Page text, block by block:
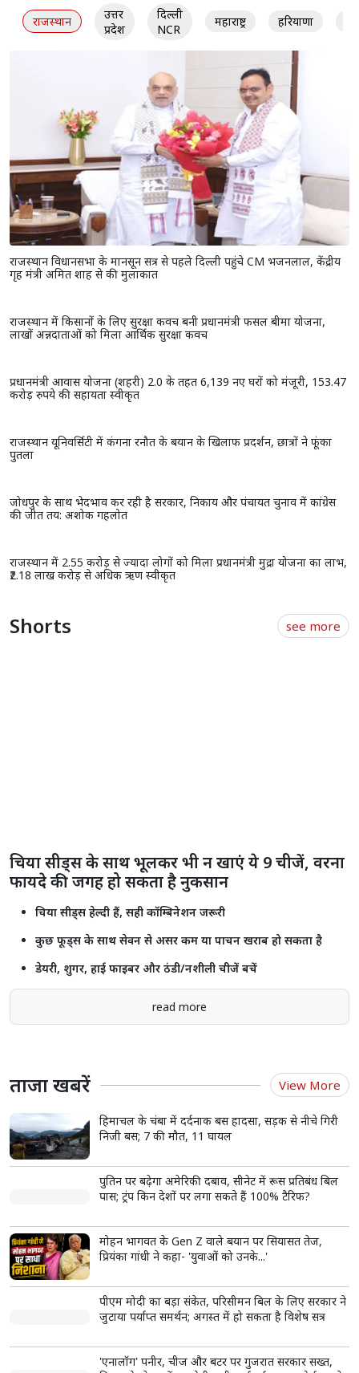
राजस्थान
उत्तर
प्रदेश
दिल्ली
NCR
महाराष्ट्र हरियाणा
राजस्थान विधानसभा के मानसून सत्र से पहले दिल्ली पहुंचे CM भजनलाल, केंद्रीय
गृह मंत्री अमित शाह से की मुलाकात
राजस्थान में किसानों के लिए सुरक्षा कवच बनी प्रधानमंत्री फसल बीमा योजना,
लाखों अन्नदाताओं को मिला आर्थिक सुरक्षा कवच
प्रधानमंत्री आवास योजना (शहरी) 2.0 के तहत 6,139 नए घरों को मंजूरी, 153.47
करोड़ रुपये की सहायता स्वीकृत
राजस्थान यूनिवर्सिटी में कंगना रनौत के बयान के खिलाफ प्रदर्शन, छात्रों ने फूंका
पुतला
जोधपुर के साथ भेदभाव कर रही है सरकार, निकाय और पंचायत चुनाव में कांग्रेस
की जीत तय: अशोक गहलोत
राजस्थान में 2.55 करोड़ से ज्यादा लोगों को मिला प्रधानमंत्री मुद्रा योजना का लाभ,
₹2.18 लाख करोड़ से अधिक ऋण स्वीकृत
Shorts see more
चिया सीड्स के साथ भूलकर भी न खाएं ये 9 चीजें, वरना
फायदे की जगह हो सकता है नुकसान
चिया सीड्स हेल्दी हैं, सही कॉम्बिनेशन जरूरी
कुछ फूड्स के साथ सेवन से असर कम या पाचन खराब हो सकता है
डेयरी, शुगर, हाई फाइबर और ठंडी/नशीली चीजें बचें
read more
ताजा खबरें View More
हिमाचल के चंबा में दर्दनाक बस हादसा, सड़क से नीचे गिरी
निजी बस; 7 की मौत, 11 घायल
पुतिन पर बढ़ेगा अमेरिकी दबाव, सीनेट में रूस प्रतिबंध बिल
पास; ट्रंप किन देशों पर लगा सकते हैं 100% टैरिफ?
मोहन भागवत के Gen Z वाले बयान पर सियासत तेज,
प्रियंका गांधी ने कहा- 'युवाओं को उनके...'
पीएम मोदी का बड़ा संकेत, परिसीमन बिल के लिए सरकार ने
जुटाया पर्याप्त समर्थन; अगस्त में हो सकता है विशेष सत्र
'एनालॉग' पनीर, चीज और बटर पर गुजरात सरकार सख्त,